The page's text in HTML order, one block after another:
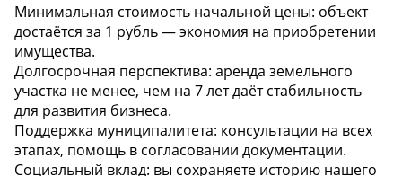
Минимальная стоимость начальной цены: объект
достаётся за 1 рубль — экономия на приобретении
имущества.
Долгосрочная перспектива: аренда земельного
участка не менее, чем на 7 лет даёт стабильность
для развития бизнеса.
Поддержка муниципалитета: консультации на всех
этапах, помощь в согласовании документации.
Социальный вклад: вы сохраняете историю нашего